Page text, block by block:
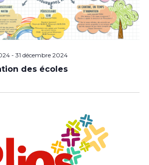
- 31 décembre 2024
des écoles